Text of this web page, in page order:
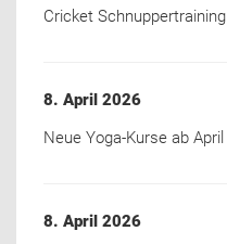
Cricket Schnuppertraining
8. April 2026
Neue Yoga-Kurse ab April
8. April 2026